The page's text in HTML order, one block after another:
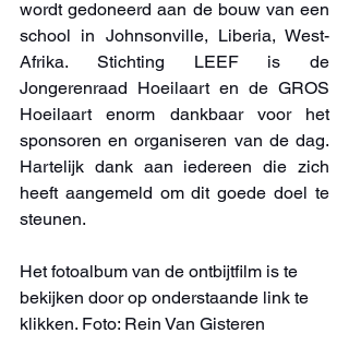
wordt gedoneerd aan de bouw van een
school in Johnsonville, Liberia, West-
Afrika. Stichting LEEF is de
Jongerenraad Hoeilaart en de GROS
Hoeilaart enorm dankbaar voor het
sponsoren en organiseren van de dag.
Hartelijk dank aan iedereen die zich
heeft aangemeld om dit goede doel te
steunen.
Het fotoalbum van de ontbijtfilm is te
bekijken door op onderstaande link te
klikken. Foto: Rein Van Gisteren